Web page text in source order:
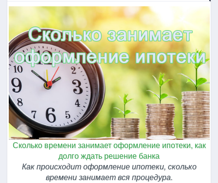
Сколько времени занимает оформление ипотеки, как
долго ждать решение банка
Как происходит оформление ипотеки, сколько
времени занимает вся процедура.